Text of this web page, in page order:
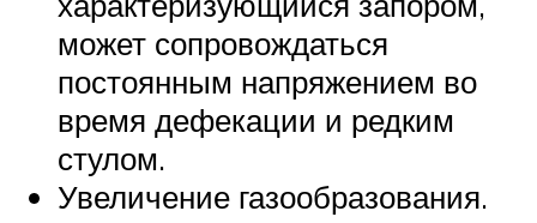
может сопровождаться
постоянным напряжением во
время дефекации и редким
стулом.
Увеличение газообразования.